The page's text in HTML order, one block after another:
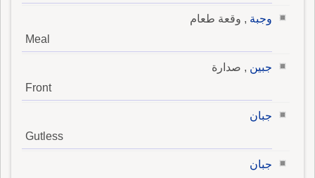
وجبة , وقعة طعام
Meal
جبين , صدارة
Front
جبان
Gutless
جبان